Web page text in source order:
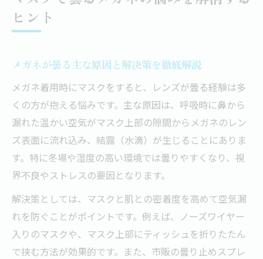
マスクとメガネの曇りストレスを減らす方
メガネマスクコーデをおしゃれに仕上げる
ダサい印象を与えないメガネマスクの工夫
とは
マスクとメガネを活かすファッション小物
選び
メガネとマスクの色合わせで好印象を狙う
メガネマスクおしゃれ見えのポイントを解
説
曇らないメガネの工夫と快適対策実例
ヒント
メガネが曇る主な原因と解決策を徹底解説
メガネ着用時にマスクをすると、レンズが曇る経験は多
くの方が抱える悩みです。主な原因は、呼吸時に鼻から
漏れた温かい空気がマスク上部の隙間からメガネのレン
ズ表面に流れ込み、結露（水滴）が生じることにありま
す。特に冬場や湿度の高い環境では曇りやすくなり、視
界不良やストレスの要因となります。
解決策としては、マスクと肌との密着度を高めて空気漏
れを防ぐことがポイントです。例えば、ノーズワイヤー
入りのマスクや、マスク上部にティッシュを折りたたん
で挟む方法が効果的です。また、市販の曇り止めスプレ